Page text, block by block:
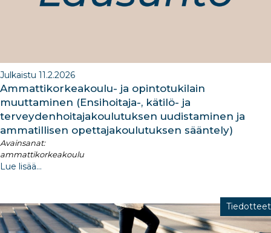
Julkaistu 11.2.2026
Ammattikorkeakoulu- ja opintotukilain
muuttaminen (Ensihoitaja-, kätilö- ja
terveydenhoitajakoulutuksen uudistaminen ja
ammatillisen opettajakoulutuksen sääntely​)
Avainsanat:
ammattikorkeakoulu
Lue lisää...
Tiedotteet